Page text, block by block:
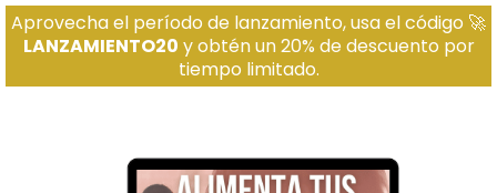
Aprovecha el período de lanzamiento, usa el código 🚀
LANZAMIENTO20 y obtén un 20% de descuento por
tiempo limitado.